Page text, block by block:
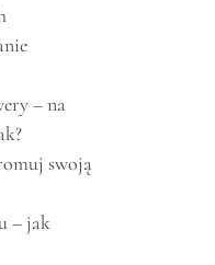
– na
swoją
– jak